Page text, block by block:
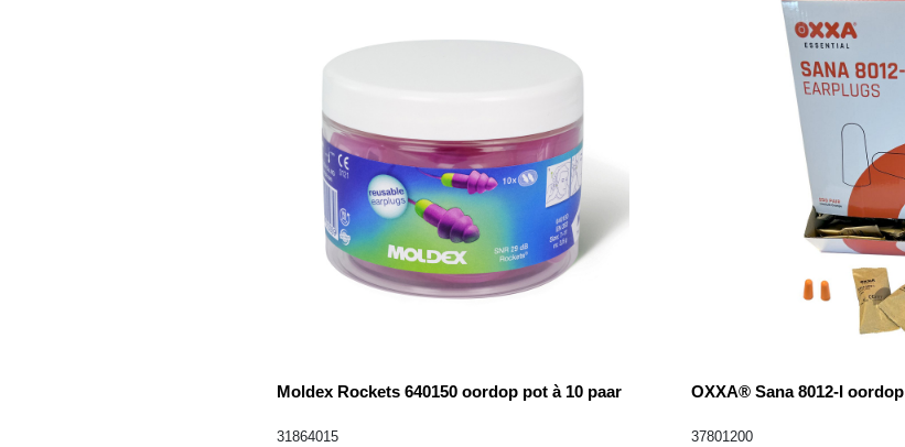
Moldex Rockets 640150 oordop pot à 10 paar
31864015
OXXA® Sana 8012-I oordop
37801200